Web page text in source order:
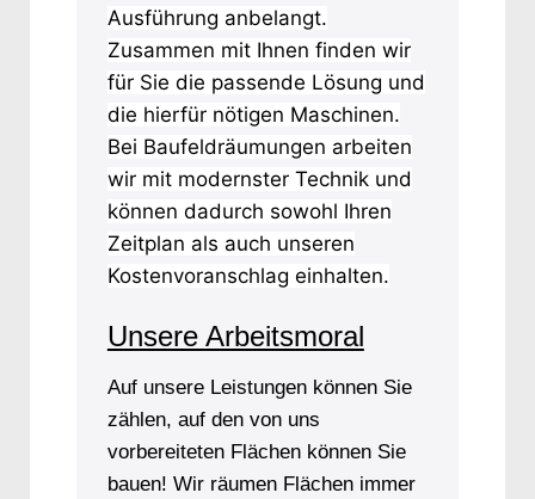
Ausführung anbelangt.
Zusammen mit Ihnen finden wir
für Sie die passende Lösung und
die hierfür nötigen Maschinen.
Bei Baufeldräumungen arbeiten
wir mit modernster Technik und
können dadurch sowohl Ihren
Zeitplan als auch unseren
Kostenvoranschlag einhalten.
Unsere Arbeitsmoral
Auf unsere Leistungen können Sie
zählen, auf den von uns
vorbereiteten Flächen können Sie
bauen! Wir räumen Flächen immer